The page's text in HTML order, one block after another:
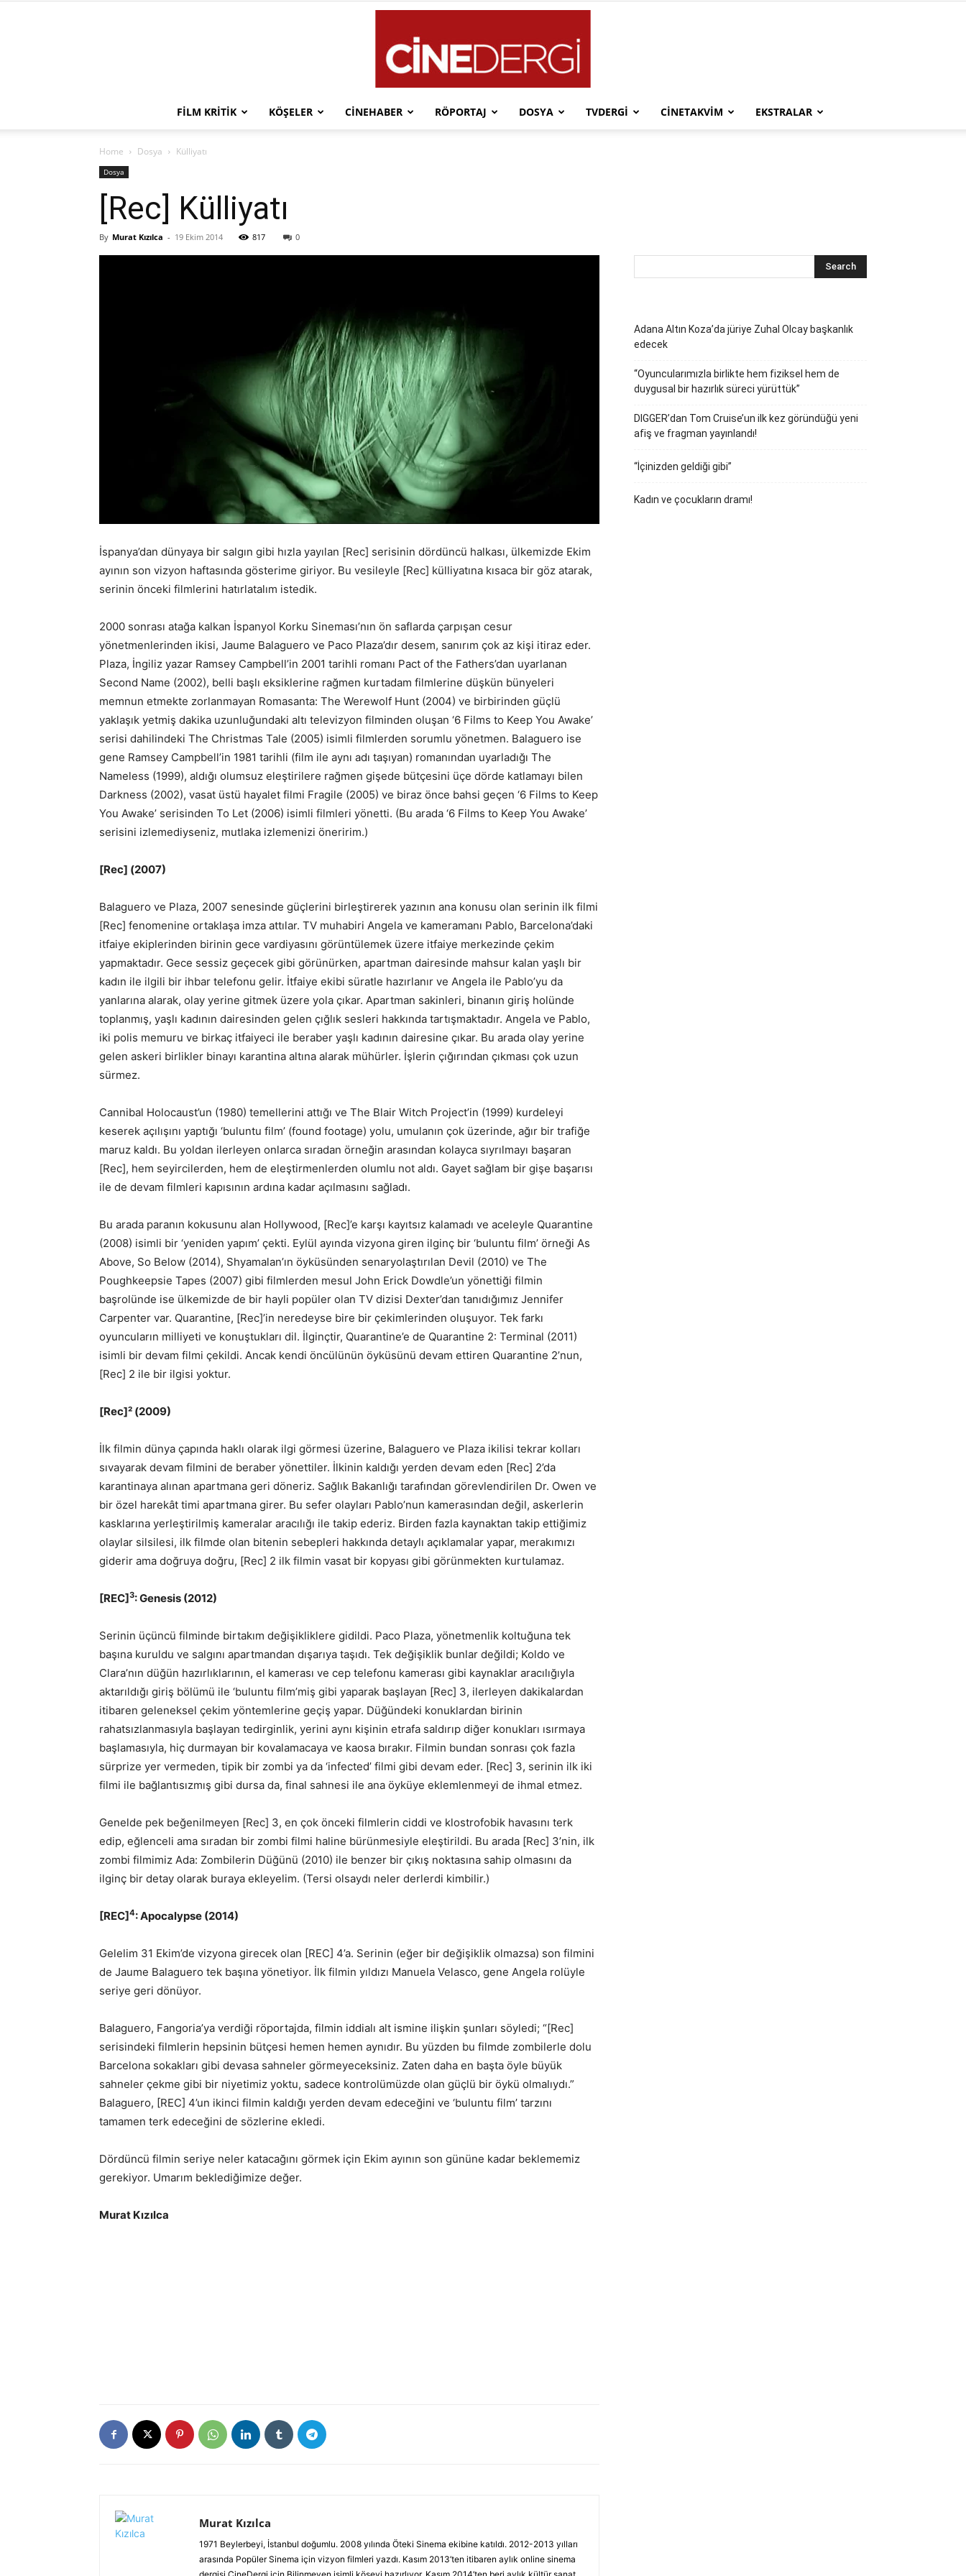
FILM KRITIK KÖŞELER CINEHABER RÖPORTAJ DOSYA TVDERGI CINETAKVIM EKSTRALAR
Home Dosya Külliyatı
Dosya
[Rec] Külliyatı
By Murat Kızılca - 19 Ekim 2014 817 0
İspanya’dan dünyaya bir salgın gibi hızla yayılan [Rec] serisinin dördüncü halkası, ülkemizde Ekim
ayının son vizyon haftasında gösterime giriyor. Bu vesileyle [Rec] külliyatına kısaca bir göz atarak,
serinin önceki filmlerini hatırlatalım istedik.
2000 sonrası atağa kalkan İspanyol Korku Sineması’nın ön saflarda çarpışan cesur
yönetmenlerinden ikisi, Jaume Balaguero ve Paco Plaza’dır desem, sanırım çok az kişi itiraz eder.
Plaza, İngiliz yazar Ramsey Campbell’in 2001 tarihli romanı Pact of the Fathers’dan uyarlanan
Second Name (2002), belli başlı eksiklerine rağmen kurtadam filmlerine düşkün bünyeleri
memnun etmekte zorlanmayan Romasanta: The Werewolf Hunt (2004) ve birbirinden güçlü
yaklaşık yetmiş dakika uzunluğundaki altı televizyon filminden oluşan ‘6 Films to Keep You Awake’
serisi dahilindeki The Christmas Tale (2005) isimli filmlerden sorumlu yönetmen. Balaguero ise
gene Ramsey Campbell’in 1981 tarihli (film ile aynı adı taşıyan) romanından uyarladığı The
Nameless (1999), aldığı olumsuz eleştirilere rağmen gişede bütçesini üçe dörde katlamayı bilen
Darkness (2002), vasat üstü hayalet filmi Fragile (2005) ve biraz önce bahsi geçen ‘6 Films to Keep
You Awake’ serisinden To Let (2006) isimli filmleri yönetti. (Bu arada ‘6 Films to Keep You Awake’
serisini izlemediyseniz, mutlaka izlemenizi öneririm.)
[Rec] (2007)
Balaguero ve Plaza, 2007 senesinde güçlerini birleştirerek yazının ana konusu olan serinin ilk filmi
[Rec] fenomenine ortaklaşa imza attılar. TV muhabiri Angela ve kameramanı Pablo, Barcelona’daki
itfaiye ekiplerinden birinin gece vardiyasını görüntülemek üzere itfaiye merkezinde çekim
yapmaktadır. Gece sessiz geçecek gibi görünürken, apartman dairesinde mahsur kalan yaşlı bir
kadın ile ilgili bir ihbar telefonu gelir. İtfaiye ekibi süratle hazırlanır ve Angela ile Pablo’yu da
yanlarına alarak, olay yerine gitmek üzere yola çıkar. Apartman sakinleri, binanın giriş holünde
toplanmış, yaşlı kadının dairesinden gelen çığlık sesleri hakkında tartışmaktadır. Angela ve Pablo,
iki polis memuru ve birkaç itfaiyeci ile beraber yaşlı kadının dairesine çıkar. Bu arada olay yerine
gelen askeri birlikler binayı karantina altına alarak mühürler. İşlerin çığırından çıkması çok uzun
sürmez.
Cannibal Holocaust’un (1980) temellerini attığı ve The Blair Witch Project’in (1999) kurdeleyi
keserek açılışını yaptığı ‘buluntu film’ (found footage) yolu, umulanın çok üzerinde, ağır bir trafiğe
maruz kaldı. Bu yoldan ilerleyen onlarca sıradan örneğin arasından kolayca sıyrılmayı başaran
[Rec], hem seyircilerden, hem de eleştirmenlerden olumlu not aldı. Gayet sağlam bir gişe başarısı
ile de devam filmleri kapısının ardına kadar açılmasını sağladı.
Bu arada paranın kokusunu alan Hollywood, [Rec]’e karşı kayıtsız kalamadı ve aceleyle Quarantine
(2008) isimli bir ‘yeniden yapım’ çekti. Eylül ayında vizyona giren ilginç bir ‘buluntu film’ örneği As
Above, So Below (2014), Shyamalan’ın öyküsünden senaryolaştırılan Devil (2010) ve The
Poughkeepsie Tapes (2007) gibi filmlerden mesul John Erick Dowdle’un yönettiği filmin
başrolünde ise ülkemizde de bir hayli popüler olan TV dizisi Dexter’dan tanıdığımız Jennifer
Carpenter var. Quarantine, [Rec]’in neredeyse bire bir çekimlerinden oluşuyor. Tek farkı
oyuncuların milliyeti ve konuştukları dil. İlginçtir, Quarantine’e de Quarantine 2: Terminal (2011)
isimli bir devam filmi çekildi. Ancak kendi öncülünün öyküsünü devam ettiren Quarantine 2’nun,
[Rec] 2 ile bir ilgisi yoktur.
[Rec]² (2009)
İlk filmin dünya çapında haklı olarak ilgi görmesi üzerine, Balaguero ve Plaza ikilisi tekrar kolları
sıvayarak devam filmini de beraber yönettiler. İlkinin kaldığı yerden devam eden [Rec] 2’da
karantinaya alınan apartmana geri döneriz. Sağlık Bakanlığı tarafından görevlendirilen Dr. Owen ve
bir özel harekât timi apartmana girer. Bu sefer olayları Pablo’nun kamerasından değil, askerlerin
kasklarına yerleştirilmiş kameralar aracılığı ile takip ederiz. Birden fazla kaynaktan takip ettiğimiz
olaylar silsilesi, ilk filmde olan bitenin sebepleri hakkında detaylı açıklamalar yapar, merakımızı
giderir ama doğruya doğru, [Rec] 2 ilk filmin vasat bir kopyası gibi görünmekten kurtulamaz.
[REC]3: Genesis (2012)
Serinin üçüncü filminde birtakım değişikliklere gidildi. Paco Plaza, yönetmenlik koltuğuna tek
başına kuruldu ve salgını apartmandan dışarıya taşıdı. Tek değişiklik bunlar değildi; Koldo ve
Clara’nın düğün hazırlıklarının, el kamerası ve cep telefonu kamerası gibi kaynaklar aracılığıyla
aktarıldığı giriş bölümü ile ‘buluntu film’miş gibi yaparak başlayan [Rec] 3, ilerleyen dakikalardan
itibaren geleneksel çekim yöntemlerine geçiş yapar. Düğündeki konuklardan birinin
rahatsızlanmasıyla başlayan tedirginlik, yerini aynı kişinin etrafa saldırıp diğer konukları ısırmaya
başlamasıyla, hiç durmayan bir kovalamacaya ve kaosa bırakır. Filmin bundan sonrası çok fazla
sürprize yer vermeden, tipik bir zombi ya da ‘infected’ filmi gibi devam eder. [Rec] 3, serinin ilk iki
filmi ile bağlantısızmış gibi dursa da, final sahnesi ile ana öyküye eklemlenmeyi de ihmal etmez.
Genelde pek beğenilmeyen [Rec] 3, en çok önceki filmlerin ciddi ve klostrofobik havasını terk
edip, eğlenceli ama sıradan bir zombi filmi haline bürünmesiyle eleştirildi. Bu arada [Rec] 3’nin, ilk
zombi filmimiz Ada: Zombilerin Düğünü (2010) ile benzer bir çıkış noktasına sahip olmasını da
ilginç bir detay olarak buraya ekleyelim. (Tersi olsaydı neler derlerdi kimbilir.)
[REC]4: Apocalypse (2014)
Gelelim 31 Ekim’de vizyona girecek olan [REC] 4’a. Serinin (eğer bir değişiklik olmazsa) son filmini
de Jaume Balaguero tek başına yönetiyor. İlk filmin yıldızı Manuela Velasco, gene Angela rolüyle
seriye geri dönüyor.
Balaguero, Fangoria’ya verdiği röportajda, filmin iddialı alt ismine ilişkin şunları söyledi; “[Rec]
serisindeki filmlerin hepsinin bütçesi hemen hemen aynıdır. Bu yüzden bu filmde zombilerle dolu
Barcelona sokakları gibi devasa sahneler görmeyeceksiniz. Zaten daha en başta öyle büyük
sahneler çekme gibi bir niyetimiz yoktu, sadece kontrolümüzde olan güçlü bir öykü olmalıydı.”
Balaguero, [REC] 4’un ikinci filmin kaldığı yerden devam edeceğini ve ‘buluntu film’ tarzını
tamamen terk edeceğini de sözlerine ekledi.
Dördüncü filmin seriye neler katacağını görmek için Ekim ayının son gününe kadar beklememiz
gerekiyor. Umarım beklediğimize değer.
Murat Kızılca
Murat Kızılca
1971 Beylerbeyi, İstanbul doğumlu. 2008 yılında Öteki Sinema ekibine katıldı. 2012-2013 yılları
arasında Popüler Sinema için vizyon filmleri yazdı. Kasım 2013’ten itibaren aylık online sinema
Adana Altın Koza’da jüriye Zuhal Olcay başkanlık
edecek
“Oyuncularımızla birlikte hem fiziksel hem de
duygusal bir hazırlık süreci yürüttük”
DIGGER’dan Tom Cruise’un ilk kez göründüğü yeni
afiş ve fragman yayınlandı!
“İçinizden geldiği gibi”
Kadın ve çocukların dramı!